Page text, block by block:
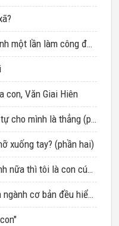
Chương 22: Massage tính thành một lần làm công được không?
con, Văn Giai Hiên
Chương 25: Cậu là loại, gọi là tự cho mình là thẳng (phần 1)
xuống tay? (phần hai)
Chương 27: Tôi mà câu dẫn anh nữa thì tôi là con cún (phần 1)
Chương 28: Thuật ngữ chuyên ngành cơ bản đều hiểu (phần hai)